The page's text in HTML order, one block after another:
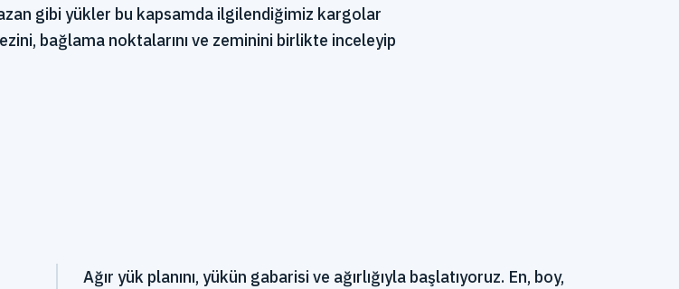
gibi yükler bu kapsamda ilgilendiğimiz kargolar
bağlama noktalarını ve zeminini birlikte inceleyip
Ağır yük planını, yükün gabarisi ve ağırlığıyla başlatıyoruz. En, boy,